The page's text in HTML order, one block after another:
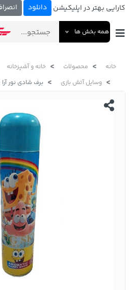
کارایی بهتر در اپلیکیشن دانلود
همه بخش ها
خانه محصولات خانه و آشپزخانه
وسایل آتش بازی
برف شادی نور آرا 300 میلی